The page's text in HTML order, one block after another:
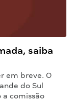
saiba
em breve. O
do Sul
a comissão